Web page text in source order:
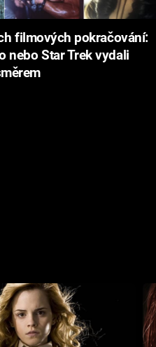
filmových pokračování:
nebo Star Trek vydali